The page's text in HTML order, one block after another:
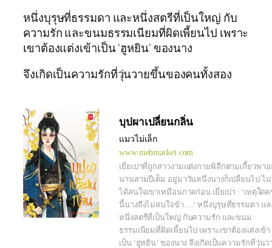
หนึ่งบุรุษที่ธรรมดา และหนึ่งสตรีที่เป็นใหญ่ กับ
ความรัก และขนมธรรมเนียมที่ผิดเพี้ยนไป เพราะ
เขาต้องแต่งเข้าเป็น ‘ฮูหยิน’ ของนาง
จึงเกิดเป็นความรักที่วุ่นวายขึ้นของคนทั้งสอง
บุปผาเปลี่ยนกลิ่น
แมวไม่เล็ก
www.mebmarket.com
เยี่ยเปาที่ถูกสาวงามแต่งกายพิลึกตามเกี้ยวพา
นานสามปีเต็ม อยู่มาวันหนึ่งนางก็เปลี่ยนไป ไม่
ได้สนใจเขาเหมือนกาลก่อน เยี่ยเปา : ‘เหตุใดค
นี้นางถึงไม่สนใจข้า….’ หนึ่งบุรุษที่ธรรมดา แล
หนึ่งสตรีที่เป็นใหญ่ กับความรัก และขนม
ธรรมเนียมที่ผิดเพี้ยนไป เพราะเขาต้องแต่งเข้า
เป็น ‘ฮูหยิน’ ของนาง จึงเกิดเป็นความรักที่วุ่นว